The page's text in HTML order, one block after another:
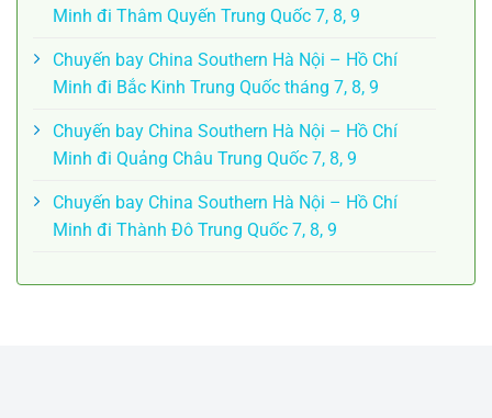
Minh đi Thâm Quyến Trung Quốc 7, 8, 9
Chuyến bay China Southern Hà Nội – Hồ Chí
Minh đi Bắc Kinh Trung Quốc tháng 7, 8, 9
Chuyến bay China Southern Hà Nội – Hồ Chí
Minh đi Quảng Châu Trung Quốc 7, 8, 9
Chuyến bay China Southern Hà Nội – Hồ Chí
Minh đi Thành Đô Trung Quốc 7, 8, 9